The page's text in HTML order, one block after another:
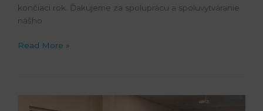
končiaci rok. Ďakujeme za spoluprácu a spoluvytváranie
nášho
Read More »